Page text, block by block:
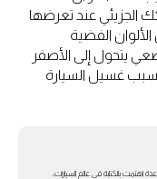
الجزيئي عند تعرضها
الفضية
يتحول إلى الأصفر
بسبب غسيل السيارة
اهتمت بالكتابة في عالم السيارات،